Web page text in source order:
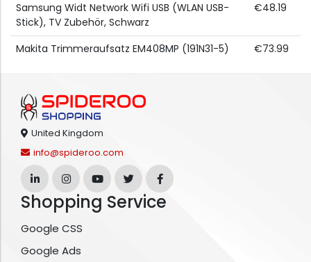
Samsung Widt Network Wifi USB (WLAN USB-
Stick), TV Zubehör, Schwarz
€48.19
Makita Trimmeraufsatz EM408MP (191N31-5) €73.99
United Kingdom
info@spideroo.com
Shopping Service
Google CSS
Google Ads